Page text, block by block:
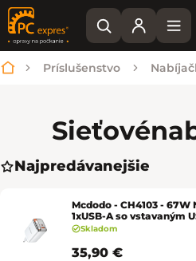
Domov
Príslušenstvo
Sieťové
Najpredávanejšie
Mcdodo - CH4103 - 67W
1xUSB-A so vstavaným
Skladom
35,90 €